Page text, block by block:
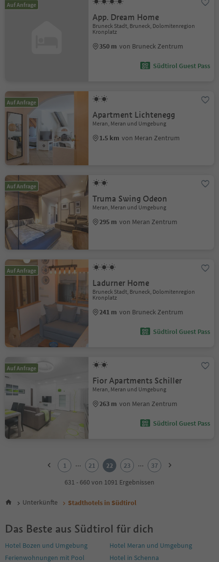
Auf Anfrage
App. Dream Home
Bruneck Stadt, Bruneck, Dolomitenregion
Kronplatz
350 m von Bruneck Zentrum
Südtirol Guest Pass
Auf Anfrage
Apartment Lichtenegg
Meran, Meran und Umgebung
1.5 km von Meran Zentrum
Auf Anfrage
Truma Swing Odeon
Meran, Meran und Umgebung
295 m von Meran Zentrum
Auf Anfrage
Ladurner Home
Bruneck Stadt, Bruneck, Dolomitenregion
Kronplatz
241 m von Bruneck Zentrum
Südtirol Guest Pass
Auf Anfrage
Fior Apartments Schiller
Meran, Meran und Umgebung
263 m von Meran Zentrum
Südtirol Guest Pass
6
9
11
12
1 ... 21 22 23 ...
37
631 - 660 von 1091 Ergebnissen
Unterkünfte Stadthotels in Südtirol
Das Beste aus Südtirol für dich
Hotel Bozen und Umgebung
Hotel Meran und Umgebung
Ferienwohnungen mit Pool
Hotel in Schenna